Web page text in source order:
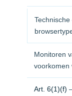
Monitoren
voorkomen
Art. 6(1)(f)